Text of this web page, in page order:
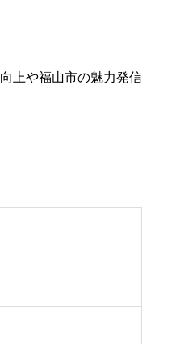
上や福山市の魅力発信